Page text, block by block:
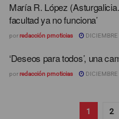
María R. López
facultad ya no funciona’
porredacción prnoticias
‘Deseos para todos’, una
porredacción prnoticias
1 2